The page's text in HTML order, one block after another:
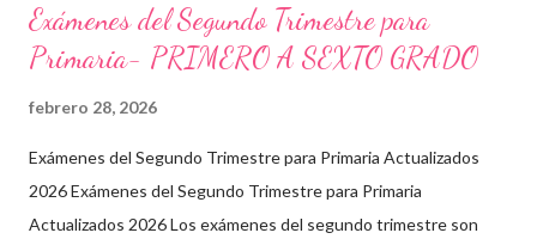
Exámenes del Segundo Trimestre para
Primaria- PRIMERO A SEXTO GRADO
febrero 28, 2026
Exámenes del Segundo Trimestre para Primaria Actualizados
2026 Exámenes del Segundo Trimestre para Primaria
Actualizados 2026 Los exámenes del segundo trimestre son